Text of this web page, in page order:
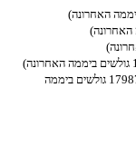
(17987 גולשים ביממה